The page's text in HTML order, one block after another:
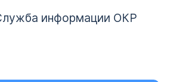
информации ОКР